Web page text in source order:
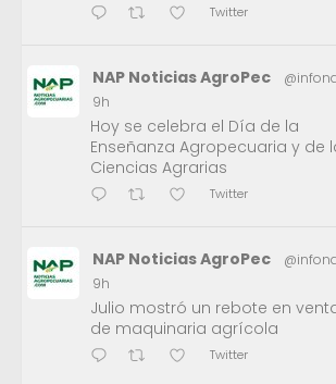
Twitter
NAP Noticias AgroPec
9h
Hoy se celebra el Día de la
Enseñanza Agropecuaria y de
Ciencias Agrarias
Twitter
NAP Noticias AgroPec
9h
Julio mostró un rebote en
de maquinaria agrícola
Twitter